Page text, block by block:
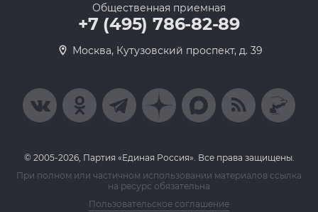
Общественная приемная
+7 (495) 786-82-89
Москва, Кутузовский проспект, д. 39
© 2005-2026, Партия «Единая Россия». Все права защищены.
При полном или частичном использовании материалов ссылка
на ресурс обязательна
Пользовательское соглашение